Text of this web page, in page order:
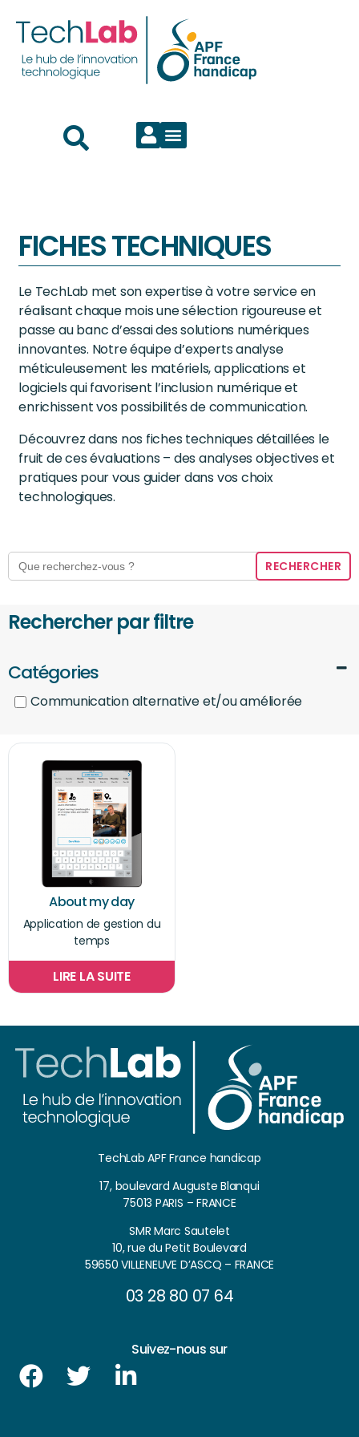
FICHES TECHNIQUES
Le TechLab met son expertise à votre service en
réalisant chaque mois une sélection rigoureuse et
passe au banc d’essai des solutions numériques
innovantes. Notre équipe d’experts analyse
méticuleusement les matériels, applications et
logiciels qui favorisent l’inclusion numérique et
enrichissent vos possibilités de communication.
Découvrez dans nos fiches techniques détaillées le
fruit de ces évaluations – des analyses objectives et
pratiques pour vous guider dans vos choix
technologiques.
Search
for:
Rechercher par filtre
Catégories
Communication alternative et/ou améliorée
About my day
Application de gestion du
temps
LIRE LA SUITE
TechLab APF France handicap
17, boulevard Auguste Blanqui
75013 PARIS – FRANCE
SMR Marc Sautelet
10, rue du Petit Boulevard
59650 VILLENEUVE D’ASCQ – FRANCE
03 28 80 07 64
Suivez-nous sur